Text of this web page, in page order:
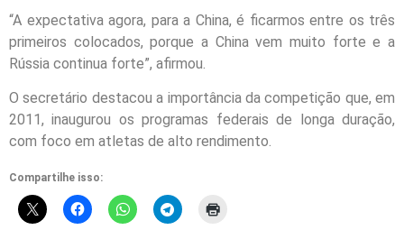
“A expectativa agora, para a China, é ficarmos entre os três
primeiros colocados, porque a China vem muito forte e a
Rússia continua forte”, afirmou.
O secretário destacou a importância da competição que, em
2011, inaugurou os programas federais de longa duração,
com foco em atletas de alto rendimento.
Compartilhe isso: